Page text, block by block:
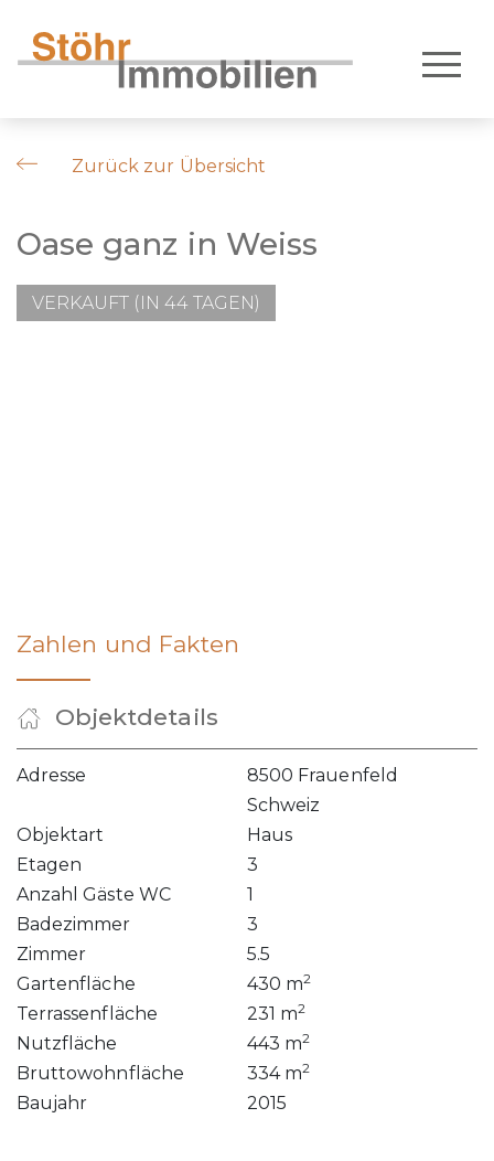
Zurück zur Übersicht
Oase ganz in Weiss
VERKAUFT (IN 44 TAGEN)
Zahlen und Fakten
Objektdetails
Adresse
8500 Frauenfeld
Schweiz
Objektart
Haus
Etagen
3
Anzahl Gäste WC
1
Badezimmer
3
Zimmer
5.5
Gartenfläche
430 m2
Terrassenfläche 231 m2
Nutzfläche 443 m2
Bruttowohnfläche 334 m2
Baujahr 2015